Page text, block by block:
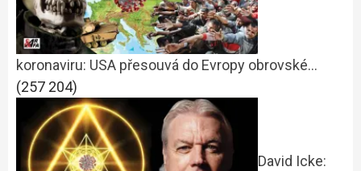
koronaviru: USA přesouvá do Evropy obrovské…
(257 204)
David Icke: